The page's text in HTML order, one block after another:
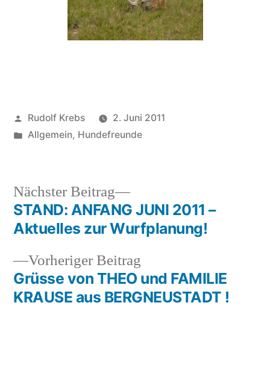
Veröffentlicht
von
Rudolf Krebs
2. Juni 2011
Veröffentlicht
Allgemein, Hundefreunde
Beitragsnavigation
Vorheriger Beitrag
Beitrag:
Grüsse von THEO und FAMILIE
KRAUSE aus BERGNEUSTADT !
Nächster Beitrag
Nächster
Beitrag:
STAND: ANFANG JUNI 2011 –
Aktuelles zur Wurfplanung!